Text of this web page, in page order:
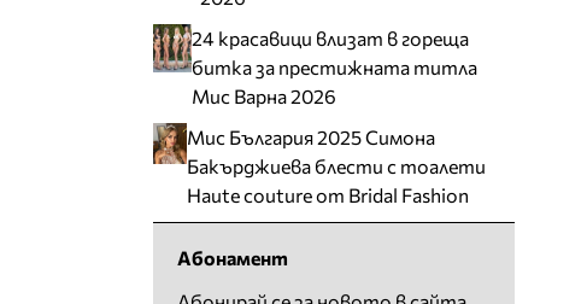
24 красавици влизат в гореща
битка за престижната титла
Мис Варна 2026
Мис България 2025 Симона
Бакърджиева блести с тоалети
Haute couture от Bridal Fashion
Абонамент